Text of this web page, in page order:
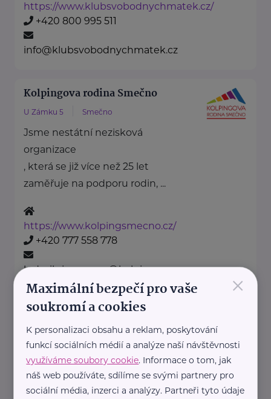
https://www.klubsvobodnychmatek.cz/
+420 800 995 511
info@klubsvobodnychmatek.cz
Kolpingova rodina Smečno
U Zámku 5 Smečno
Jsme nestátní nezisková
organizace
, která se již více než 25 let
zaměřuje na podporu rodin, ...
https://www.kolpingsmecno.cz/
+420 777 558 778
ludmila.janzurova@kolpingsmecno.cz
Ministerstvo práce a sociálních věcí ČR
Na Poříčním právu 1/376 Praha 2
https://www.mpsv.cz/
+420 950 191 111
posta@mpsv.cz
×
Maximální bezpečí pro vaše
soukromí a cookies
K personalizaci obsahu a reklam, poskytování
funkcí sociálních médií a analýze naší návštěvnosti
využíváme soubory cookie. Informace o tom, jak
náš web používáte, sdílíme se svými partnery pro
sociální média, inzerci a analýzy. Partneři tyto údaje